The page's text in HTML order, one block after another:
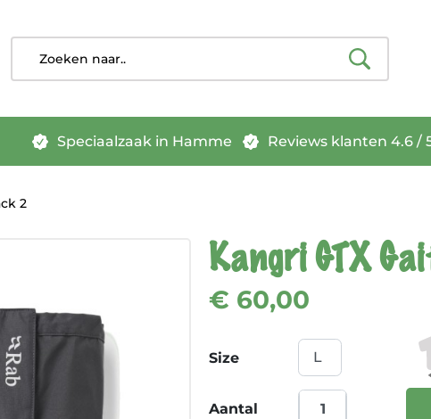
Speciaalzaak in Hamme Reviews klanten 4.6 /
2
Kangri GTX
€ 60,00
Size
Aantal